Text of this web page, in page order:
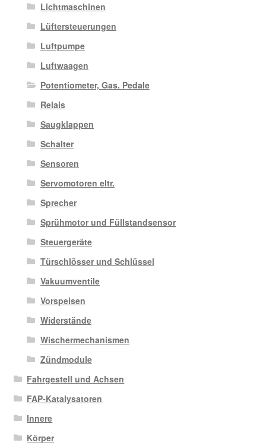
Lichtmaschinen
Lüftersteuerungen
Luftpumpe
Luftwaagen
Potentiometer, Gas. Pedale
Relais
Saugklappen
Schalter
Sensoren
Servomotoren eltr.
Sprecher
Sprühmotor und Füllstandsensor
Steuergeräte
Türschlösser und Schlüssel
Vakuumventile
Vorspeisen
Widerstände
Wischermechanismen
Zündmodule
Fahrgestell und Achsen
FAP-Katalysatoren
Innere
Körper